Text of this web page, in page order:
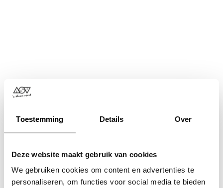
Toestemming Details Over
Deze website maakt gebruik van cookies
We gebruiken cookies om content en advertenties te
personaliseren, om functies voor social media te bieden